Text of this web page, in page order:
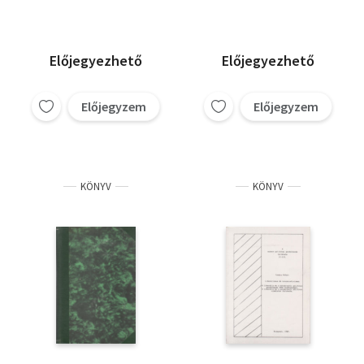
Előjegyezhető
Előjegyzem
Előjegyezhető
Előjegyzem
KÖNYV KÖNYV